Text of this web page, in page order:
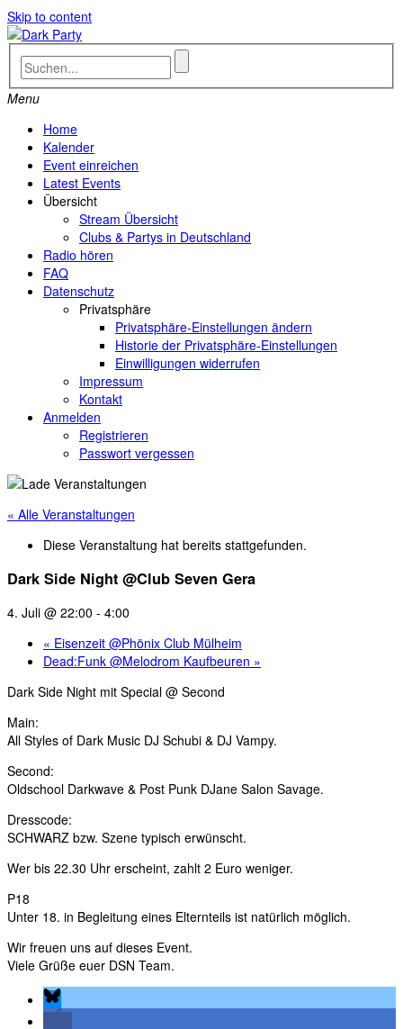
Skip to content
Menu
Home
Kalender
Event einreichen
Latest Events
Übersicht
Stream Übersicht
Clubs & Partys in Deutschland
Radio hören
FAQ
Datenschutz
Privatsphäre
Privatsphäre-Einstellungen ändern
Historie der Privatsphäre-Einstellungen
Einwilligungen widerrufen
Impressum
Kontakt
Anmelden
Registrieren
Passwort vergessen
« Alle Veranstaltungen
Diese Veranstaltung hat bereits stattgefunden.
Dark Side Night @Club Seven Gera
4. Juli @ 22:00 - 4:00
« Eisenzeit @Phönix Club Mülheim
Dead:Funk @Melodrom Kaufbeuren »
Dark Side Night mit Special @ Second
Main:
All Styles of Dark Music DJ Schubi & DJ Vampy.
Second:
Oldschool Darkwave & Post Punk DJane Salon Savage.
Dresscode:
SCHWARZ bzw. Szene typisch erwünscht.
Wer bis 22.30 Uhr erscheint, zahlt 2 Euro weniger.
P18
Unter 18. in Begleitung eines Elternteils ist natürlich möglich.
Wir freuen uns auf dieses Event.
Viele Grüße euer DSN Team.